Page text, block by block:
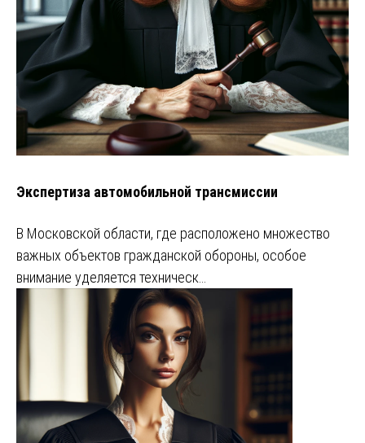
Экспертиза автомобильной трансмиссии
В Московской области, где расположено множество
важных объектов гражданской обороны, особое
внимание уделяется техническ…